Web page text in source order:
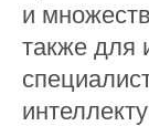
и
также для